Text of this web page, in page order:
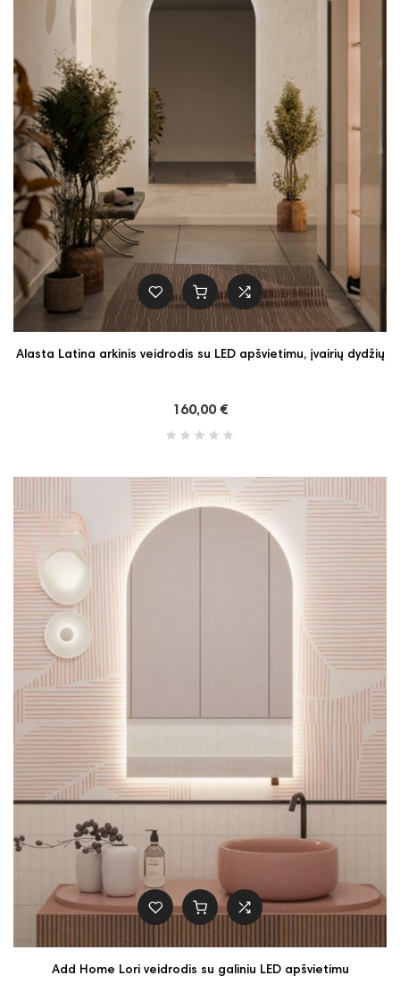
Alasta Latina arkinis veidrodis su LED apšvietimu, įvairių dydžių
160,00 €
Add Home Lori veidrodis su galiniu LED apšvietimu